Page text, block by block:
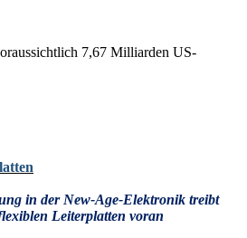
7,67 Milliarden US-
in der New-Age-Elektronik treibt
Leiterplatten voran